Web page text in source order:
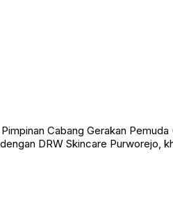
Cabang Gerakan
DRW Skincare Purworejo,